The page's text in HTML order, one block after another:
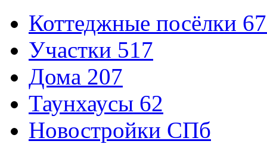
Коттеджные посёлки
Участки 517
Дома 207
Таунхаусы 62
Новостройки СПб